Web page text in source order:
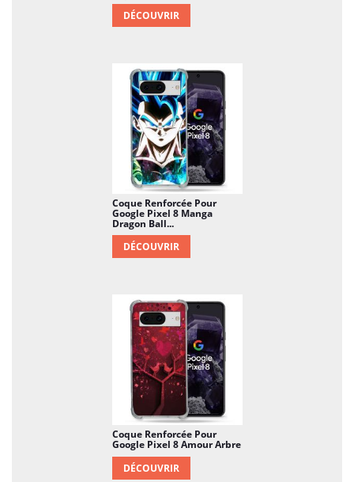
DÉCOUVRIR
Coque Renforcée Pour
Google Pixel 8 Manga
Dragon Ball...
DÉCOUVRIR
Coque Renforcée Pour
Google Pixel 8 Amour Arbre
DÉCOUVRIR